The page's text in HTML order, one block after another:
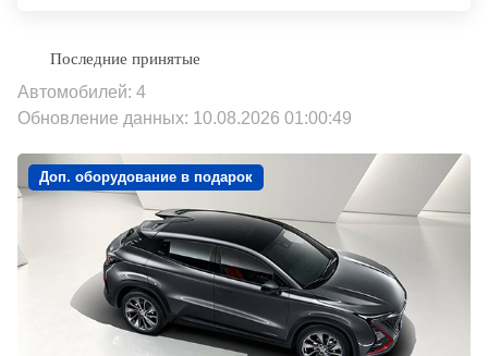
Автомобилей: 4
Обновление данных: 10.08.2026 01:00:49
Доп. оборудование в подарок